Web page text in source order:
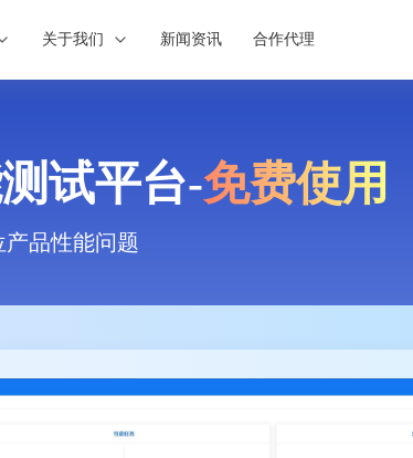
关于我们 新闻资讯 合作代理
试平台-免费使用
品性能问题